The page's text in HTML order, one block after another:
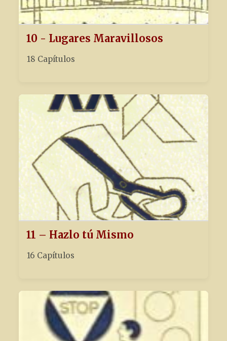
10 - Lugares Maravillosos
18 Capítulos
11 – Hazlo tú Mismo
16 Capítulos